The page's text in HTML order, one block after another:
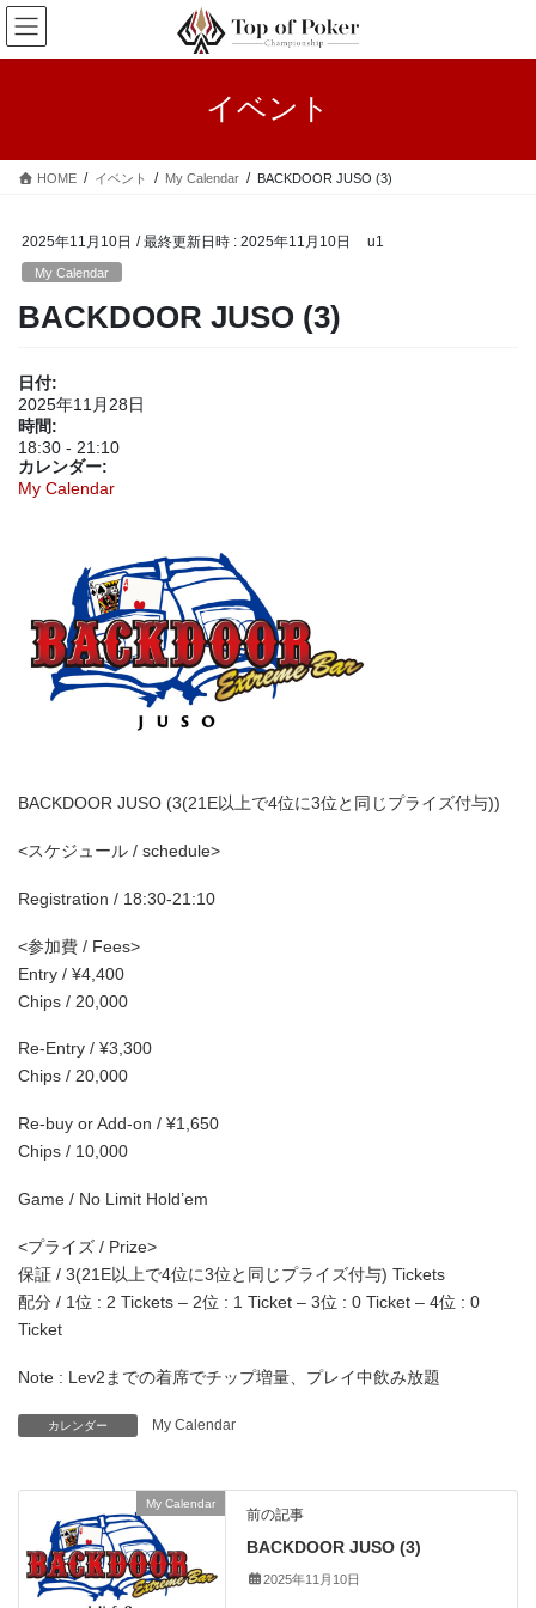
コ
ン
テ
ス
ナ
ビ
ゲ
ン
イベント
HOME イベント My Calendar BACKDOOR JUSO (3)
2025年11月10日 / 最終更新日時 : 2025年11月10日 u1
My Calendar
BACKDOOR JUSO (3)
日付:
2025年11月28日
時間:
18:30 - 21:10
カレンダー:
My Calendar
BACKDOOR JUSO (3(21E以上で4位に3位と同じプライズ付与))
<スケジュール / schedule>
Registration / 18:30-21:10
<参加費 / Fees>
Entry / ¥4,400
Chips / 20,000
Re-Entry / ¥3,300
Chips / 20,000
Re-buy or Add-on / ¥1,650
Chips / 10,000
Game / No Limit Hold’em
<プライズ / Prize>
保証 / 3(21E以上で4位に3位と同じプライズ付与) Tickets
配分 / 1位 : 2 Tickets – 2位 : 1 Ticket – 3位 : 0 Ticket – 4位 : 0
Ticket
Note : Lev2までの着席でチップ増量、プレイ中飲み放題
カレンダー My Calendar
My Calendar
前の記事
BACKDOOR JUSO (3)
2025年11月10日